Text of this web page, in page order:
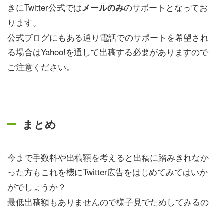
きにTwitter公式ではメールのみのサポートとなってお
ります。
公式ブログにもある通り電話でのサポートを希望され
る場合はYahoo!を通して出稿する必要がありますので
ご注意ください。
まとめ
今まで手数料や出稿額を考えると出稿に踏みきれなか
った方もこれを機にTwitter広告をはじめてみてはいか
がでしょうか？
最低出稿額もありませんので様子見でためしてみるの